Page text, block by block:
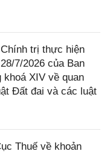
trị thực hiện
7/2026 của Ban
XIV về quan
Đất đai và các luật
Thuế về khoản